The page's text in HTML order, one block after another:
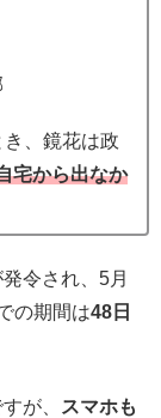
、鏡花は政
宅から出なか
令され、5月
の期間は48日
が、
スマホも